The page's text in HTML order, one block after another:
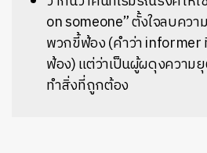
on someone” ตั้งใจลบคว
พวกขี้ฟ้อง (คำว่า informer
ฟ้อง) แต่ว่าเป็นผู้ผดุงความ
ทำสิ่งที่ถูกต้อง